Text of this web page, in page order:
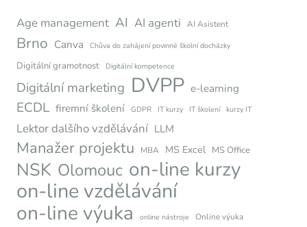
Age management AI AI agenti AI Asistent
Brno Canva Chůva do zahájení povinné školní docházky
Digitální gramotnost Digitální kompetence
Digitální marketing DVPP e-learning
ECDL firemní školení GDPR IT kurzy IT školení kurzy IT
Lektor dalšího vzdělávání LLM
Manažer projektu MBA MS Excel MS Office
NSK Olomouc on-line kurzy
on-line vzdělávání
on-line výuka online nástroje Online výuka